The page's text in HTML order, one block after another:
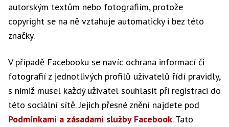
autorským textům nebo fotografiím, protože
copyright se na ně vztahuje automaticky i bez této
značky.
V případě Facebooku se navíc ochrana informací či
fotografií z jednotlivých profilů uživatelů řídí pravidly,
s nimiž musel každý uživatel souhlasit při registraci do
této sociální sítě. Jejich přesné znění najdete pod
Podmínkami a zásadami služby Facebook. Tato